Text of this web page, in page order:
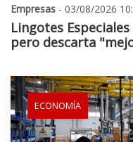
Empresas - 03/08/2026
Lingotes
pero descarta
ECONOMÍA